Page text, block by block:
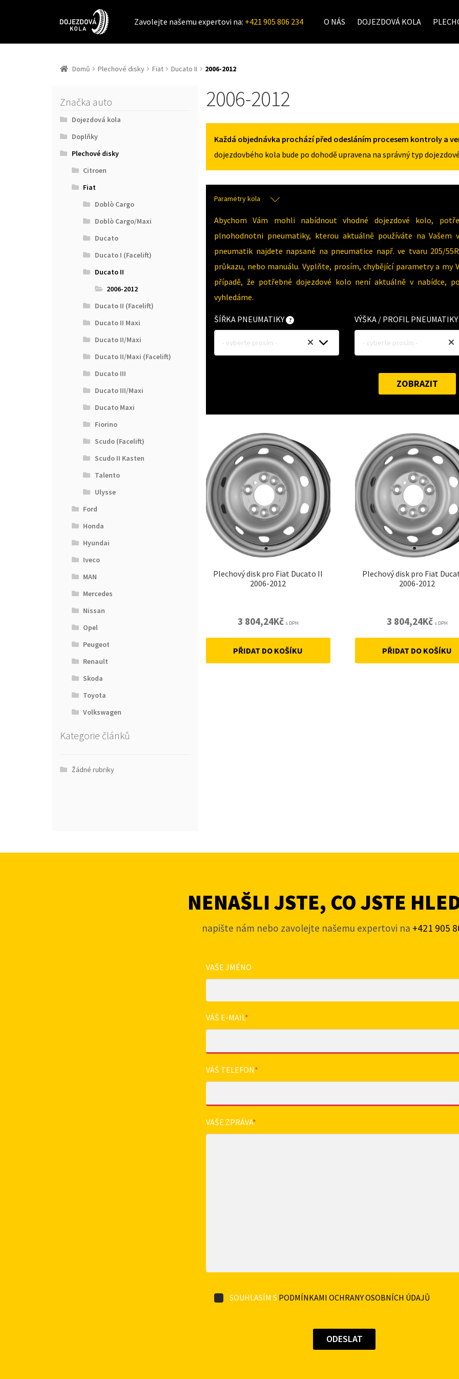
Zavolejte našemu expertovi na: +421 905 806 234 O NÁS DOJEZDOVÁ KOLA
Domů Plechové disky Fiat Ducato II 2006-2012
Značka auto
Dojezdová kola
Doplňky
Plechové disky
Citroen
Fiat
Doblò Cargo
Doblò Cargo/Maxi
Ducato
Ducato I (Facelift)
Ducato II
2006-2012
Ducato II (Facelift)
Ducato II Maxi
Ducato II/Maxi
Ducato II/Maxi (Facelift)
Ducato III
Ducato III/Maxi
Ducato Maxi
Fiorino
Scudo (Facelift)
Scudo II Kasten
Talento
Ulysse
Ford
Honda
Hyundai
Iveco
MAN
Mercedes
Nissan
Opel
Peugeot
Renault
Skoda
Toyota
Volkswagen
Kategorie článků
Žádné rubriky
2006-2012
Každá objednávka prochází před odesláním procesem kontroly a
dojezdovbého kola bude po dohodě upravena na správný typ
Parametry kola
Abychom Vám mohli nabídnout vhodné dojezdové kolo,
plnohodnotni pneumatiky, kterou aktuálně používáte na Vašem
pneumatik najdete napsané na pneumatice např. ve tvaru 205/
průkazu, nebo manuálu. Vyplňte, prosím, chybějící parametry a my
případě, že potřebné dojezdové kolo není aktuálně v nabídce,
vyhledáme.
ŠÍŘKA PNEUMATIKY
- vyberte prosím -
VÝŠKA / PROFIL
- vyberte prosím -
ZOBRAZIT
Plechový disk pro Fiat Ducato II
2006-2012
3 804,24Kč s DPH
PŘIDAT DO KOŠÍKU
Plechový disk pro Fiat
2006-2012
3 804,24Kč s DPH
PŘIDAT DO KOŠÍKU
NENAŠLI JSTE, CO JSTE
napište nám nebo zavolejte našemu expertovi na +421 905
VAŠE JMÉNO
VÁŠ E-MAIL*
VÁŠ TELEFON*
VAŠE ZPRÁVA*
SOUHLASÍM S PODMÍNKAMI OCHRANY OSOBNÍCH ÚDAJŮ